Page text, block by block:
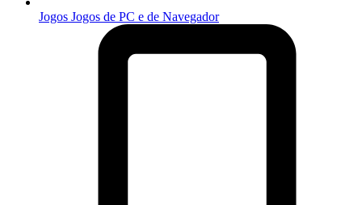
Jogos Jogos de PC e de Navegador